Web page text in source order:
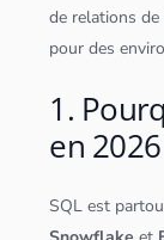
de relations de
pour des
1.
en
SQL est